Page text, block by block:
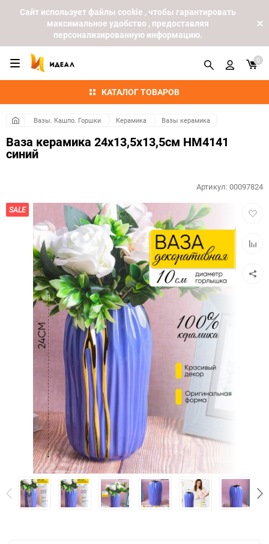
Cайт использует файлы cookie , чтобы гарантировать
максимальное удобство , предоставляя
персонализированную информацию.
КАТАЛОГ ТОВАРОВ
0
Вазы. Кашпо. Горшки Керамика Вазы керамика
Ваза керамика 24х13,5х13,5см HM4141
синий
SALE
Артикул:00097824